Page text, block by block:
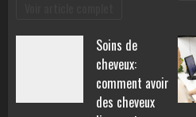
Soins de
cheveux:
comment avoir
des cheveux